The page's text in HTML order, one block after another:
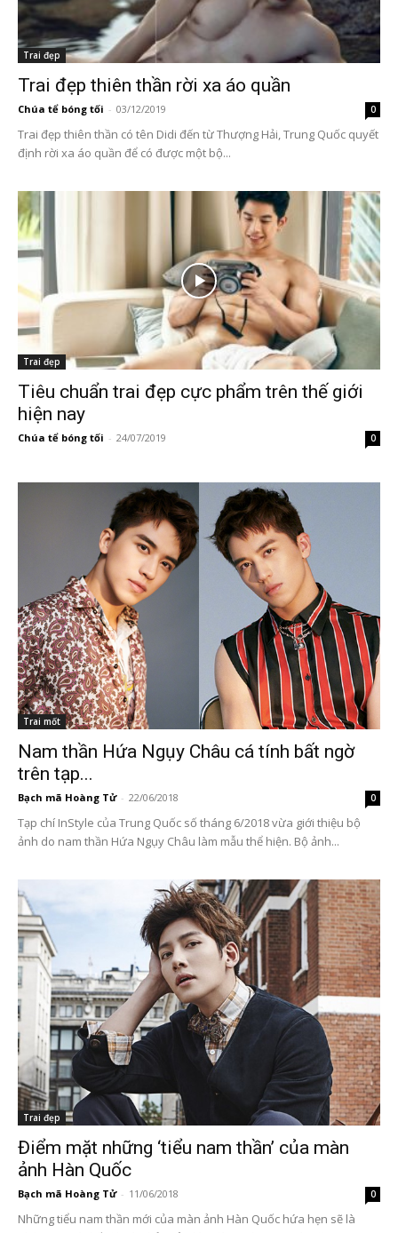
Trai đẹp
Trai đẹp thiên thần rời xa áo quần
Chúa tể bóng tối - 03/12/2019 0
Trai đẹp thiên thần có tên Didi đến từ Thượng Hải, Trung Quốc quyết
định rời xa áo quần để có được một bộ...
Trai đẹp
Tiêu chuẩn trai đẹp cực phẩm trên thế giới
hiện nay
Chúa tể bóng tối - 24/07/2019 0
Trai mốt
Nam thần Hứa Ngụy Châu cá tính bất ngờ
trên tạp...
Bạch mã Hoàng Tử - 22/06/2018 0
Tạp chí InStyle của Trung Quốc số tháng 6/2018 vừa giới thiệu bộ
ảnh do nam thần Hứa Ngụy Châu làm mẫu thể hiện. Bộ ảnh...
Trai đẹp
Điểm mặt những ‘tiểu nam thần’ của màn
ảnh Hàn Quốc
Bạch mã Hoàng Tử - 11/06/2018 0
Những tiểu nam thần mới của màn ảnh Hàn Quốc hứa hẹn sẽ là